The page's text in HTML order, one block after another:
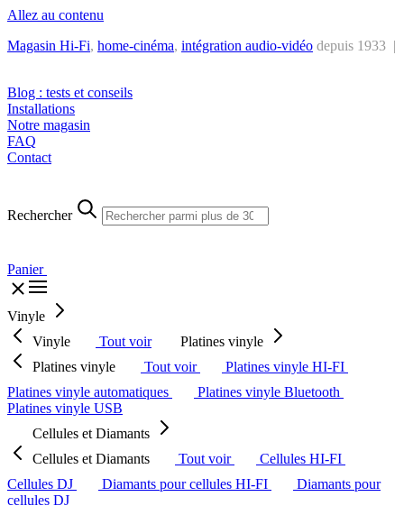
Allez au contenu
Magasin Hi-Fi, home-cinéma, intégration audio-vidéo depuis 1933 |
Blog : tests et conseils
Installations
Notre magasin
FAQ
Contact
Rechercher
Panier
Vinyle
Vinyle
Tout voir
Platines vinyle
Platines vinyle
Tout voir
Platines vinyle HI-FI
Platines vinyle automatiques
Platines vinyle Bluetooth
Platines vinyle USB
Cellules et Diamants
Cellules et Diamants
Tout voir
Cellules HI-FI
Cellules DJ
Diamants pour cellules HI-FI
Diamants pour
cellules DJ